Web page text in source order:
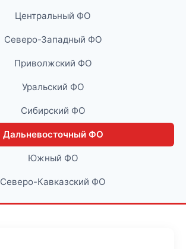
Центральный ФО
Северо-Западный ФО
Приволжский ФО
Уральский ФО
Сибирский ФО
Дальневосточный ФО
Южный ФО
Северо-Кавказский ФО